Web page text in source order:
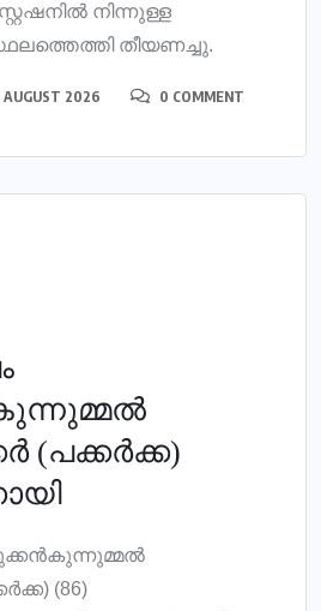
നിന്നുള്ള
തീയണച്ചു.
AUGUST 2026 0 COMMENT
(86)